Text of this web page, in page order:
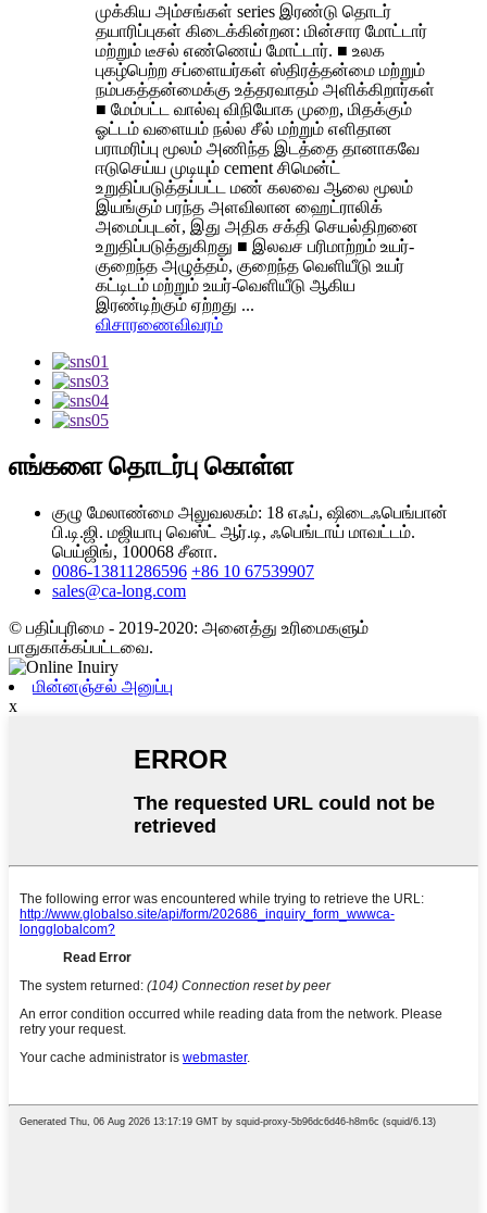
முக்கிய அம்சங்கள் series இரண்டு தொடர்
தயாரிப்புகள் கிடைக்கின்றன: மின்சார மோட்டார்
மற்றும் டீசல் எண்ணெய் மோட்டார். ■ உலக
புகழ்பெற்ற சப்ளையர்கள் ஸ்திரத்தன்மை மற்றும்
நம்பகத்தன்மைக்கு உத்தரவாதம் அளிக்கிறார்கள்
■ மேம்பட்ட வால்வு விநியோக முறை, மிதக்கும்
ஓட்டம் வளையம் நல்ல சீல் மற்றும் எளிதான
பராமரிப்பு மூலம் அணிந்த இடத்தை தானாகவே
ஈடுசெய்ய முடியும் cement சிமென்ட்
உறுதிப்படுத்தப்பட்ட மண் கலவை ஆலை மூலம்
இயங்கும் பரந்த அளவிலான ஹைட்ராலிக்
அமைப்புடன், இது அதிக சக்தி செயல்திறனை
உறுதிப்படுத்துகிறது ■ இலவச பரிமாற்றம் உயர்-
குறைந்த அழுத்தம், குறைந்த வெளியீடு உயர்
கட்டிடம் மற்றும் உயர்-வெளியீடு ஆகிய
இரண்டிற்கும் ஏற்றது ...
விசாரணைவிவரம்
எங்களை தொடர்பு கொள்ள
குழு மேலாண்மை அலுவலகம்: 18 எஃப், ஷிடைஃபெங்பான்
பி.டி.ஜி. மஜியாபு வெஸ்ட் ஆர்.டி, ஃபெங்டாய் மாவட்டம்.
பெய்ஜிங், 100068 சீனா.
0086-13811286596 +86 10 67539907
sales@ca-long.com
© பதிப்புரிமை - 2019-2020: அனைத்து உரிமைகளும்
பாதுகாக்கப்பட்டவை.
மின்னஞ்சல் அனுப்பு
x